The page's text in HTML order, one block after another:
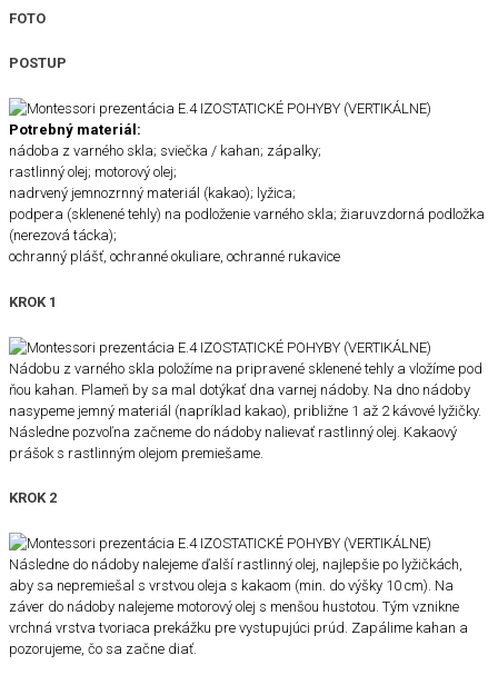
FOTO
POSTUP
Potrebný materiál:
nádoba z varného skla; sviečka / kahan; zápalky;
rastlinný olej; motorový olej;
nadrvený jemnozrnný materiál (kakao); lyžica;
podpera (sklenené tehly) na podloženie varného skla; žiaruvzdorná podložka
(nerezová tácka);
ochranný plášť, ochranné okuliare, ochranné rukavice
KROK 1
Nádobu z varného skla položíme na pripravené sklenené tehly a vložíme pod
ňou kahan. Plameň by sa mal dotýkať dna varnej nádoby. Na dno nádoby
nasypeme jemný materiál (napríklad kakao), približne 1 až 2 kávové lyžičky.
Následne pozvoľna začneme do nádoby nalievať rastlinný olej. Kakaový
prášok s rastlinným olejom premiešame.
KROK 2
Následne do nádoby nalejeme ďalší rastlinný olej, najlepšie po lyžičkách,
aby sa nepremiešal s vrstvou oleja s kakaom (min. do výšky 10 cm). Na
záver do nádoby nalejeme motorový olej s menšou hustotou. Tým vznikne
vrchná vrstva tvoriaca prekážku pre vystupujúci prúd. Zapálime kahan a
pozorujeme, čo sa začne diať.